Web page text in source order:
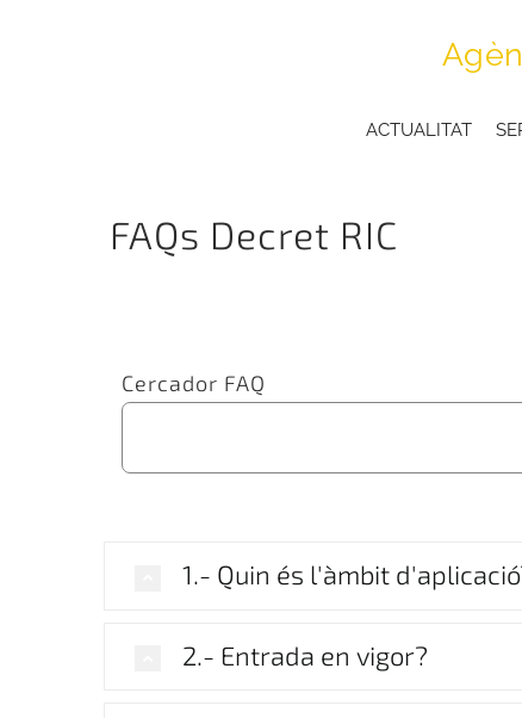
ACTUALITAT
FAQs Decret RIC
Cercador FAQ
1.- Quin és l'àmbit
2.- Entrada en vigor?